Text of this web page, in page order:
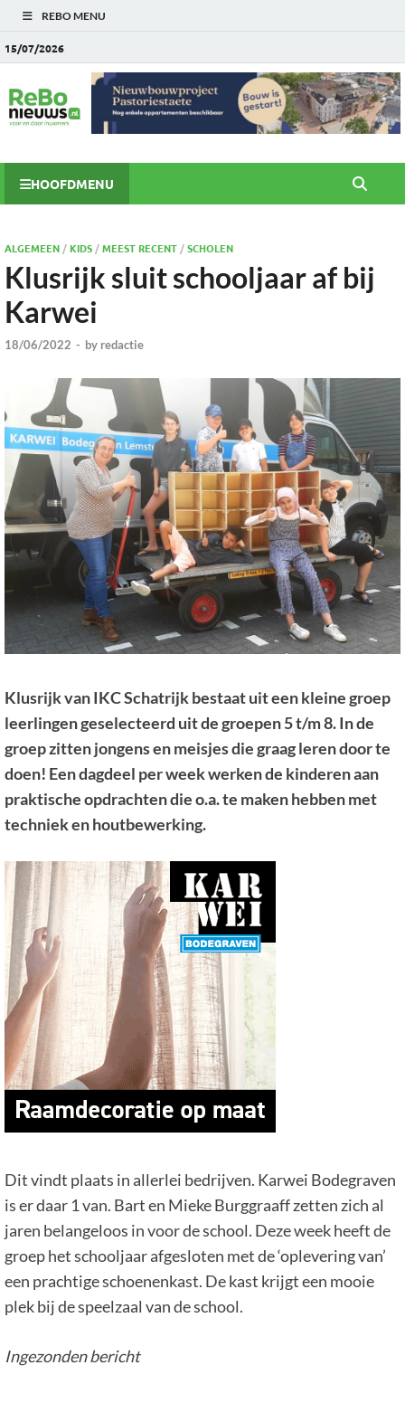
REBO MENU
15/07/2026
HOOFDMENU
ALGEMEEN/ KIDS/MEEST RECENT/SCHOLEN
Klusrijk sluit schooljaar af bij
Karwei
18/06/2022 - by redactie
Klusrijk van IKC Schatrijk bestaat uit een kleine groep
leerlingen geselecteerd uit de groepen 5 t/m 8. In de
groep zitten jongens en meisjes die graag leren door te
doen! Een dagdeel per week werken de kinderen aan
praktische opdrachten die o.a. te maken hebben met
techniek en houtbewerking.
Dit vindt plaats in allerlei bedrijven. Karwei Bodegraven
is er daar 1 van. Bart en Mieke Burggraaff zetten zich al
jaren belangeloos in voor de school. Deze week heeft de
groep het schooljaar afgesloten met de ‘oplevering van’
een prachtige schoenenkast. De kast krijgt een mooie
plek bij de speelzaal van de school.
Ingezonden bericht